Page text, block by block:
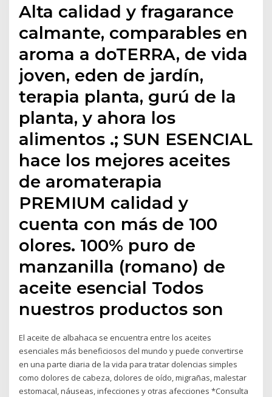
Alta calidad y fragarance
calmante, comparables en
aroma a doTERRA, de vida
joven, eden de jardín,
terapia planta, gurú de la
planta, y ahora los
alimentos .; SUN ESENCIAL
hace los mejores aceites
de aromaterapia
PREMIUM calidad y
cuenta con más de 100
olores. 100% puro de
manzanilla (romano) de
aceite esencial Todos
nuestros productos son
El aceite de albahaca se encuentra entre los aceites
esenciales más beneficiosos del mundo y puede convertirse
en una parte diaria de la vida para tratar dolencias simples
como dolores de cabeza, dolores de oído, migrañas, malestar
estomacal, náuseas, infecciones y otras afecciones *Consulta